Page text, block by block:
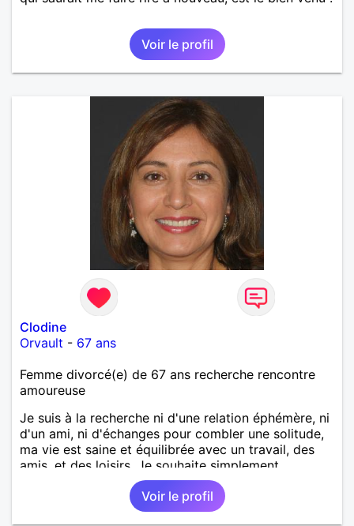
Voir le profil
Clodine
Orvault - 67 ans
Femme divorcé(e) de 67 ans recherche rencontre
amoureuse
Je suis à la recherche ni d'une relation éphémère, ni
d'un ami, ni d'échanges pour combler une solitude,
ma vie est saine et équilibrée avec un travail, des
amis, et des loisirs. Je souhaite simplement
rencontrer un homme de la région de Orvault qui
recherche une relation sérieuse !
Voir le profil